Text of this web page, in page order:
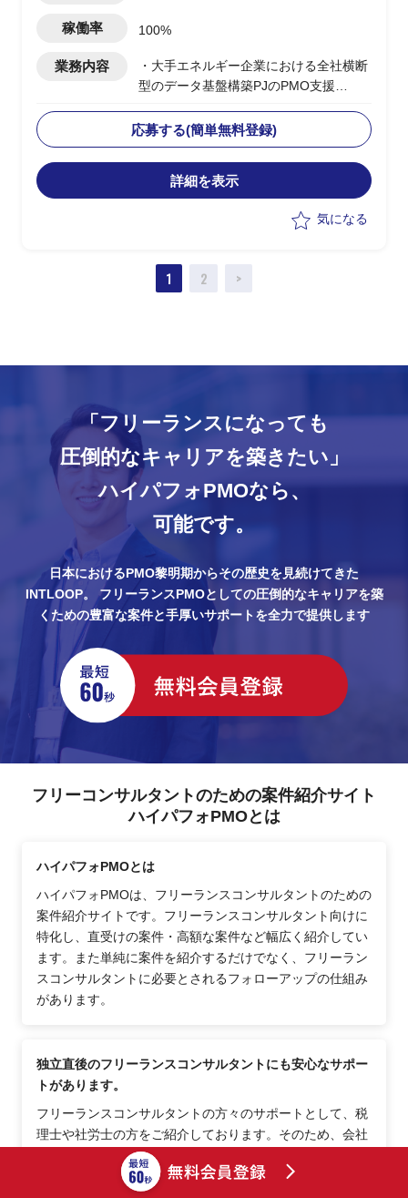
稼働率 100%
業務内容
・大手エネルギー企業における全社横断
型のデータ基盤構築PJのPMO支援
必要ドキュメントの作成、関係部署との
調整等
応募する(簡単無料登録)
詳細を表示
気になる
1 2 >
「フリーランスになっても
圧倒的なキャリアを築きたい」
ハイパフォPMOなら、
可能です。
日本におけるPMO黎明期からその歴史を見続けてきた
INTLOOP。
フリーランスPMOとしての圧倒的なキャリアを築
くための豊富な案件と手厚いサポートを全力で提供します
フリーコンサルタントのための案件紹介サイト
ハイパフォPMOとは
ハイパフォPMOとは
ハイパフォPMOは、フリーランスコンサルタントのための
案件紹介サイトです。フリーランスコンサルタント向けに
特化し、直受けの案件・高額な案件など幅広く紹介してい
ます。また単純に案件を紹介するだけでなく、フリーラン
スコンサルタントに必要とされるフォローアップの仕組み
があります。
独立直後のフリーランスコンサルタントにも安心なサポー
トがあります。
フリーランスコンサルタントの方々のサポートとして、税
理士や社労士の方をご紹介しております。そのため、会社
員からフリーランスコンサルタントになった直後でも安心
できるポイントが多数あります。その他、士業の方へ相談